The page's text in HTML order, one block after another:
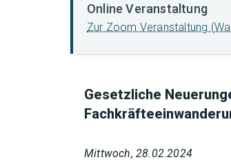
Online Veranstaltung
Zur Zoom Veranstaltung
Gesetzliche
Mittwoch, 28.02.2024